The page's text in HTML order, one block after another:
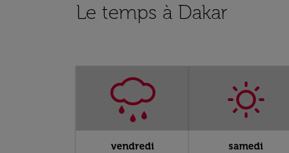
Le temps à Dakar
vendredi samedi